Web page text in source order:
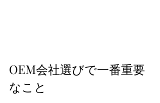
OEM会社選びで一番重要
なこと